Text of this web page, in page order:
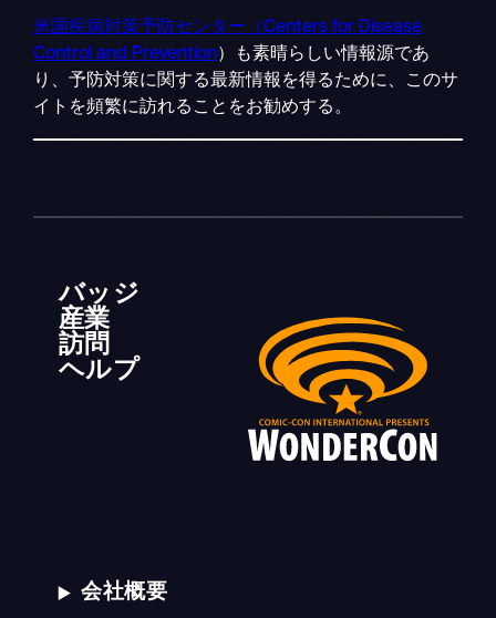
米国疾病対策予防センター（Centers for Disease
Control and Prevention）も素晴らしい情報源であ
り、予防対策に関する最新情報を得るために、このサ
イトを頻繁に訪れることをお勧めする。
バッジ
産業
訪問
ヘルプ
会社概要